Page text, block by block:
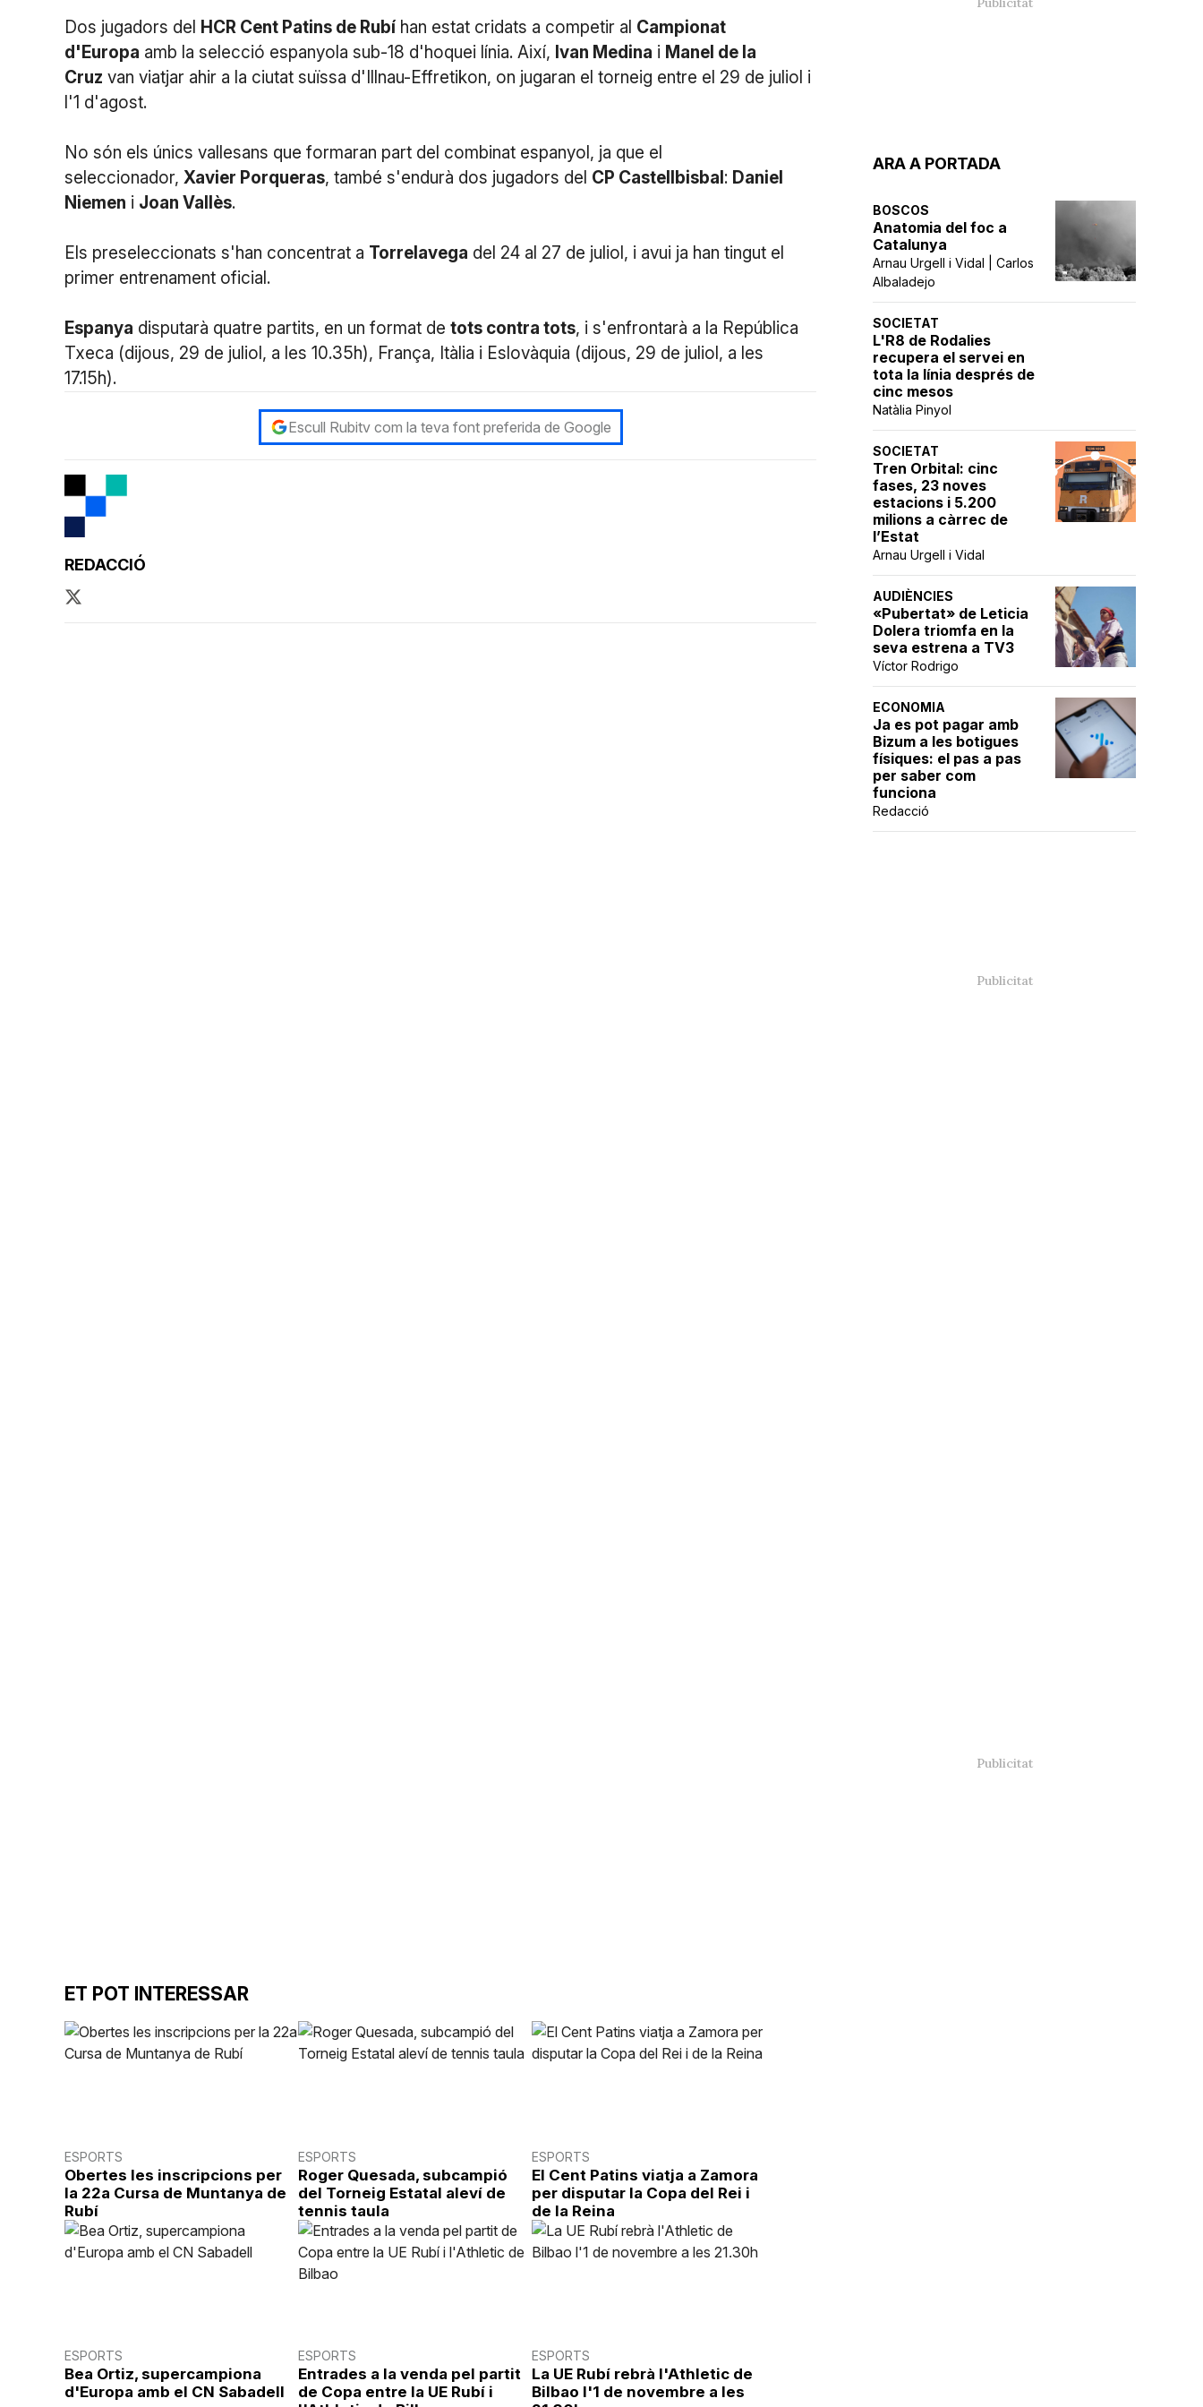
ARA A PORTADA
BOSCOS
Anatomia del foc a
Catalunya
Arnau Urgell i Vidal | Carlos
Albaladejo
SOCIETAT
L'R8 de Rodalies
recupera el servei en
tota la línia després de
cinc mesos
Natàlia Pinyol
SOCIETAT
Tren Orbital: cinc
fases, 23 noves
estacions i 5.200
milions a càrrec de
l’Estat
Arnau Urgell i Vidal
AUDIÈNCIES
«Pubertat» de Leticia
Dolera triomfa en la
seva estrena a TV3
Víctor Rodrigo
ECONOMIA
Ja es pot pagar amb
Bizum a les botigues
físiques: el pas a pas
per saber com
funciona
Redacció
Dos jugadors del HCR Cent Patins de Rubíhan estat cridats a competir al Campionat
d'Europa amb la selecció espanyola sub-18 d'hoquei línia. Així, Ivan Medina i Manel de la
Cruz van viatjar ahir a la ciutat suïssa d'Illnau-Effretikon, on jugaran el torneig entre el 29 de juliol i
l'1 d'agost.
No són els únics vallesans que formaran part del combinat espanyol, ja que el
seleccionador, Xavier Porqueras, també s'endurà dos jugadors del CP Castellbisbal : Daniel
Niemen i Joan Vallès.
Els preseleccionats s'han concentrat a Torrelavega del 24 al 27 de juliol, i avui ja han tingut el
primer entrenament oficial.
Espanya disputarà quatre partits, en un format de tots contra tots, i s'enfrontarà a la República
Txeca (dijous, 29 de juliol, a les 10.35h), França, Itàlia i Eslovàquia (dijous, 29 de juliol, a les
17.15h).
Escull Rubitv com la teva font preferida de Google
REDACCIÓ
ET POT INTERESSAR
ESPORTS
Obertes les inscripcions per
la 22a Cursa de Muntanya de
Rubí
ESPORTS
Roger Quesada, subcampió
del Torneig Estatal aleví de
tennis taula
ESPORTS
El Cent Patins viatja a Zamora
per disputar la Copa del Rei i
de la Reina
ESPORTS
Bea Ortiz, supercampiona
d'Europa amb el CN Sabadell
ESPORTS
Entrades a la venda pel partit
de Copa entre la UE Rubí i
ESPORTS
La UE Rubí rebrà l'Athletic de
Bilbao l'1 de novembre a les